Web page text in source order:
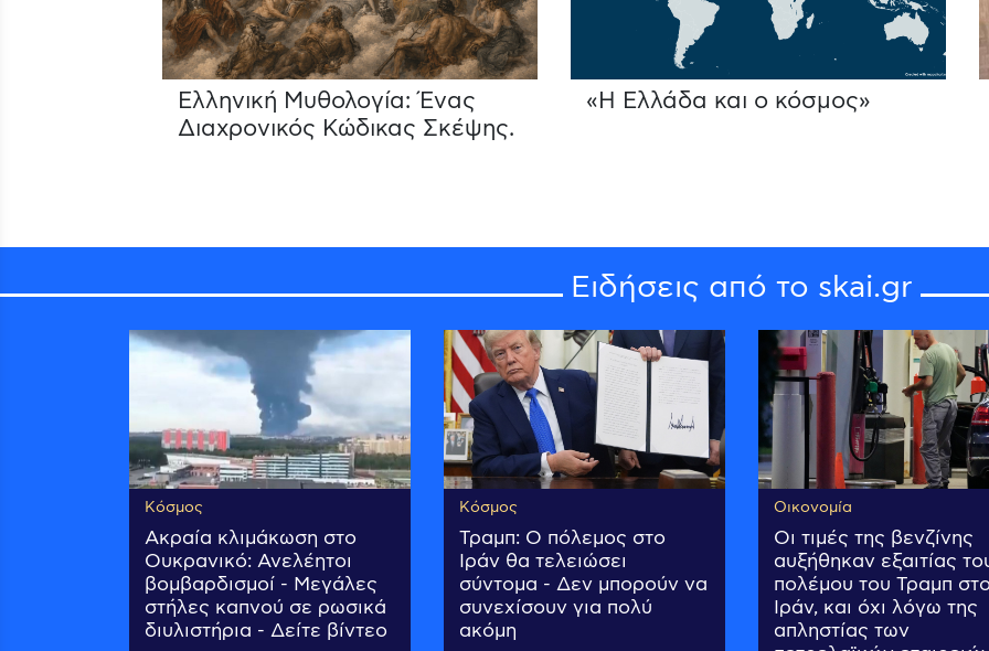
Ελληνική Μυθολογία: Ένας
Διαχρονικός Κώδικας Σκέψης.
«Η Ελλάδα και ο κόσμος»
Ειδήσεις από το skai.gr
Κόσμος
Ακραία κλιμάκωση στο
Ουκρανικό: Ανελέητοι
βομβαρδισμοί - Μεγάλες
στήλες καπνού σε ρωσικά
διυλιστήρια - Δείτε βίντεο
Κόσμος
Τραμπ: Ο πόλεμος στο
Ιράν θα τελειώσει
σύντομα - Δεν μπορούν να
συνεχίσουν για πολύ
ακόμη
Οικονομία
Οι τιμές της βενζίνης
αυξήθηκαν εξαιτίας
πολέμου του Τραμπ στο
Ιράν, και όχι λόγω της
απληστίας των